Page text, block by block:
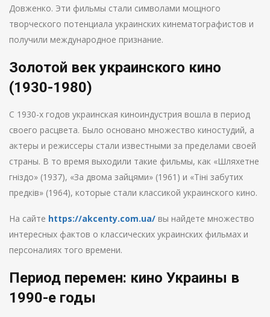
Довженко. Эти фильмы стали символами мощного
творческого потенциала украинских кинематографистов и
получили международное признание.
Золотой век украинского кино
(1930-1980)
С 1930-х годов украинская киноиндустрия вошла в период
своего расцвета. Было основано множество киностудий, а
актеры и режиссеры стали известными за пределами своей
страны. В то время выходили такие фильмы, как «Шляхетне
гніздо» (1937), «За двома зайцями» (1961) и «Тіні забутих
предків» (1964), которые стали классикой украинского кино.
На сайте https://akcenty.com.ua/ вы найдете множество
интересных фактов о классических украинских фильмах и
персоналиях того времени.
Период перемен: кино Украины в
1990-е годы